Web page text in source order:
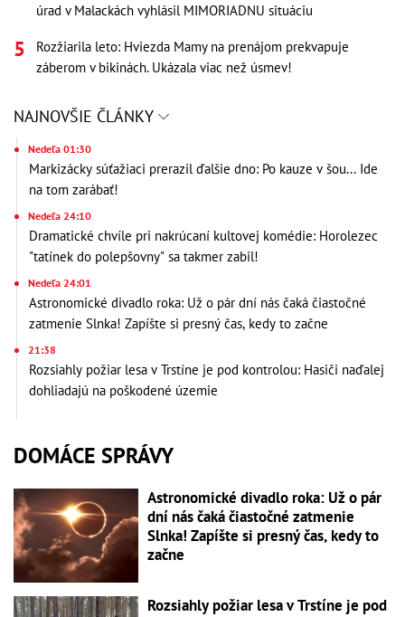
úrad v Malackách vyhlásil MIMORIADNU situáciu
Rozžiarila leto: Hviezda Mamy na prenájom prekvapuje
záberom v bikinách. Ukázala viac než úsmev!
NAJNOVŠIE ČLÁNKY
Nedeľa 01:30
Markizácky súťažiaci prerazil ďalšie dno: Po kauze v šou... Ide
na tom zarábať!
Nedeľa 24:10
Dramatické chvíle pri nakrúcaní kultovej komédie: Horolezec
"tatínek do polepšovny" sa takmer zabil!
Nedeľa 24:01
Astronomické divadlo roka: Už o pár dní nás čaká čiastočné
zatmenie Slnka! Zapíšte si presný čas, kedy to začne
21:38
Rozsiahly požiar lesa v Trstíne je pod kontrolou: Hasiči naďalej
dohliadajú na poškodené územie
DOMÁCE SPRÁVY
Astronomické divadlo roka: Už o pár
dní nás čaká čiastočné zatmenie
Slnka! Zapíšte si presný čas, kedy to
začne
Rozsiahly požiar lesa v Trstíne je pod